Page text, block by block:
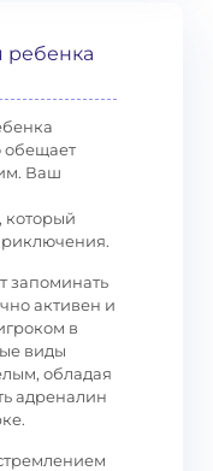
ребенка
обещает
Ваш
который
запоминать
активен и
в
виды
обладая
адреналин